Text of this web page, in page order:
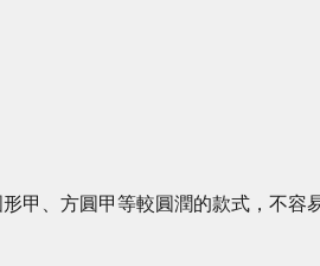
甲、方圓甲等較圓潤的款式，不容